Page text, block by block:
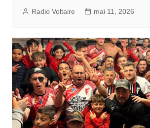
Radio Voltaire mai 11, 2026